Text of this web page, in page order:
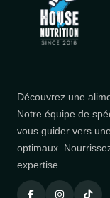
Découvrez une
Notre équipe de
vous guider vers
optimaux.
expertise.